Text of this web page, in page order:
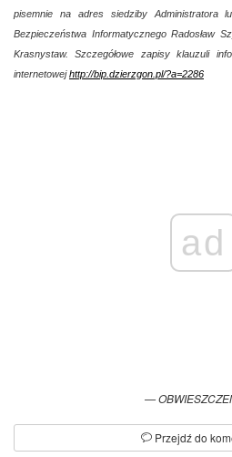
pisemnie na adres siedziby Administratora
Bezpieczeństwa Informatycznego Radosław
Krasnystaw.Szczegółowe zapisy klauzuli
internetowejhttp://bip.dzierzgon.pl/?a=2286
ad
Przejdź do